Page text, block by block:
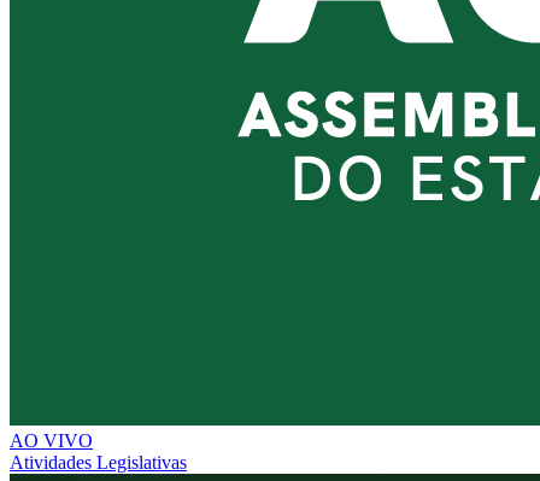
AO VIVO
Atividades Legislativas